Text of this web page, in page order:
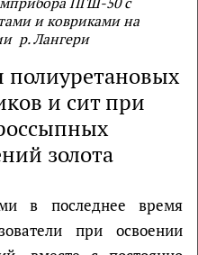
и ковриками на
р. Лангери
и сит при
золота
в последнее время
при освоении